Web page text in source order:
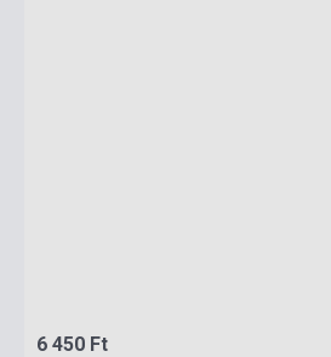
6 450 Ft